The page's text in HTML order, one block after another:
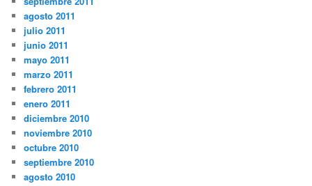
agosto 2011
julio 2011
junio 2011
mayo 2011
marzo 2011
febrero 2011
enero 2011
diciembre 2010
noviembre 2010
octubre 2010
septiembre 2010
agosto 2010